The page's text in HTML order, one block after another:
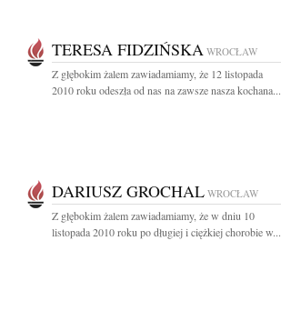
TERESA FIDZIŃSKA WROCŁAW
Z głębokim żalem zawiadamiamy, że 12 listopada
2010 roku odeszła od nas na zawsze nasza kochana...
DARIUSZ GROCHAL WROCŁAW
Z głębokim żalem zawiadamiamy, że w dniu 10
listopada 2010 roku po długiej i ciężkiej chorobie w...